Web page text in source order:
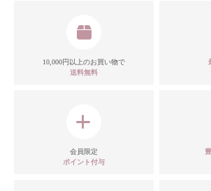
10,000円以上のお買い物で
送料無料
会員限定
ポイント付与